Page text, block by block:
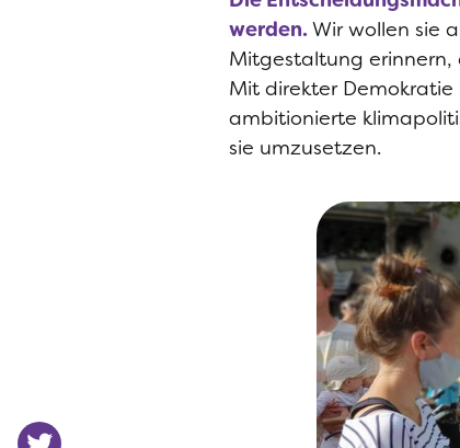
werden. Wir wollen sie
Mitgestaltung erinnern,
Mit direkter
ambitionierte
sie umzusetzen.